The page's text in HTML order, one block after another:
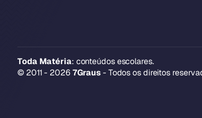
Toda Matéria: conteúdos escolares.
© 2011 - 2026 7Graus- Todos os direitos